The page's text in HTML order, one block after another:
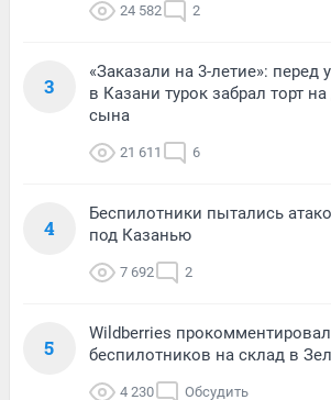
24 582 2
3
«Заказали на 3-летие»:
в Казани турок забрал торт
сына
21 611 6
4
Беспилотники пытались
под Казанью
7 692 2
5
Wildberries прокомментировал
беспилотников на склад в
4 230 Обсудить